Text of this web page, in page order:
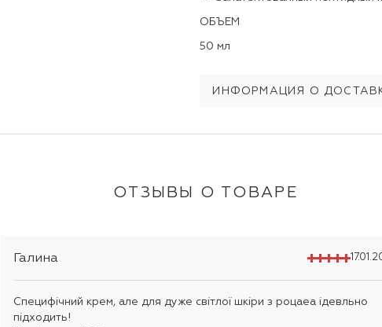
ОБЪЕМ
50 мл
ИНФОРМАЦИЯ О
ОТЗЫВЫ О ТОВАРЕ
Галина
Специфічний крем, але для дуже світлої шкіри з роцаеа ідевльно
підходить!